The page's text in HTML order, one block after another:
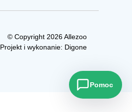
© Copyright 2026 Allezoo
Projekt i wykonanie: Digone
Pomoc